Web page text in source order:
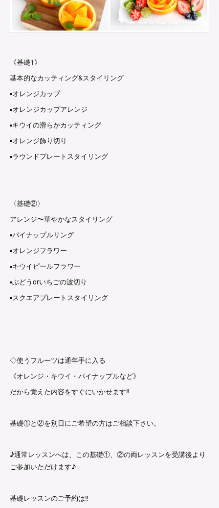
《基礎1》
基本的なカッティング&スタイリング
▪︎オレンジカップ
▪︎オレンジカップアレンジ
▪︎キウイの滑らかカッティング
▪︎オレンジ飾り切り
▪︎ラウンドプレートスタイリング
〈基礎②〉
アレンジ〜華やかなスタイリング
▪︎パイナップルリング
▪︎オレンジフラワー
▪︎キウイピールフラワー
▪︎ぶどうorいちごの波切り
▪︎スクエアプレートスタイリング
◇使うフルーツは通年手に入る
《オレンジ・キウイ・パイナップルなど》
だから覚えた内容をすぐにいかせます‼︎
基礎①と②を別日にご希望の方はご相談下さい。
♪通常レッスンへは、この基礎①、②の両レッスンを受講後より
ご参加いただけます♪
基礎レッスンのご予約は‼︎